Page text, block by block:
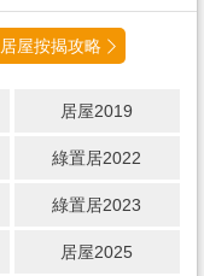
居屋按揭攻略
居屋2019
綠置居2022
綠置居2023
居屋2025